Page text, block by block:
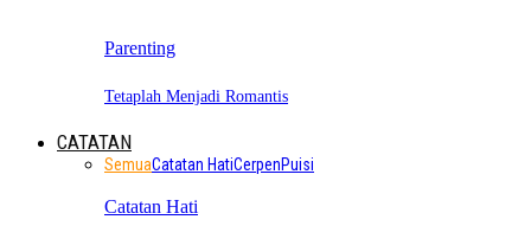
Parenting
Tetaplah Menjadi Romantis
CATATAN
SemuaCatatan HatiCerpenPuisi
Catatan Hati